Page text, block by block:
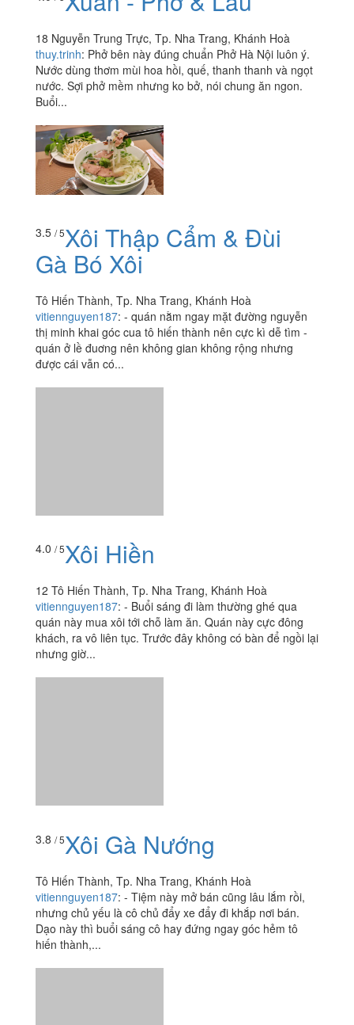
18 Nguyễn Trung Trực, Tp. Nha Trang, Khánh Hoà
thuy.trinh: Phở bên này đúng chuẩn Phở Hà Nội luôn ý.
Nước dùng thơm mùi hoa hồi, quế, thanh thanh và ngọt
nước. Sợi phở mềm nhưng ko bở, nói chung ăn ngon.
Buổi...
3.5 / 5Xôi Thập Cẩm & Đùi
Gà Bó Xôi
Tô Hiến Thành, Tp. Nha Trang, Khánh Hoà
vitiennguyen187: - quán nằm ngay mặt đường nguyễn
thị minh khai góc cua tô hiến thành nên cực kì dễ tìm -
quán ở lề đuơng nên không gian không rộng nhưng
được cái vẫn có...
4.0 / 5Xôi Hiền
12 Tô Hiến Thành, Tp. Nha Trang, Khánh Hoà
vitiennguyen187: - Buổi sáng đi làm thường ghé qua
quán này mua xôi tới chỗ làm ăn. Quán này cực đông
khách, ra vô liên tục. Trước đây không có bàn để ngồi lại
nhưng giờ...
3.8 / 5Xôi Gà Nướng
Tô Hiến Thành, Tp. Nha Trang, Khánh Hoà
vitiennguyen187: - Tiệm này mở bán cũng lâu lắm rồi,
nhưng chủ yếu là cô chủ đẩy xe đẩy đi khắp nơi bán.
Dạo này thì buổi sáng cô hay đứng ngay góc hẻm tô
hiến thành,...